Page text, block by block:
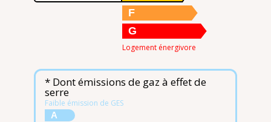
F
G
Logement énergivore
* Dont émissions de gaz à effet de
serre
Faible émission de GES
A